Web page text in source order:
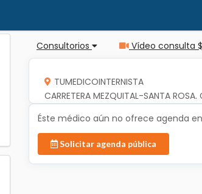
Consultorios Vídeo consulta
TUMEDICOINTERNISTA
CARRETERA MEZQUITAL-SANTA
Éste médico aún no ofrece agenda
Solicitar agenda pública